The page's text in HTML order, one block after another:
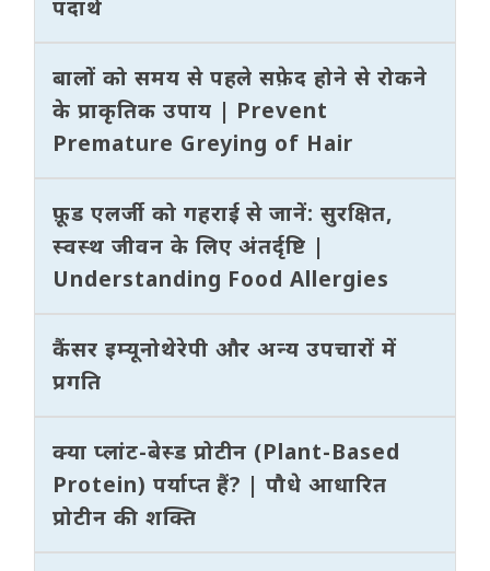
पदार्थ
बालों को समय से पहले सफ़ेद होने से रोकने
के प्राकृतिक उपाय | Prevent
Premature Greying of Hair
फ़ूड एलर्जी को गहराई से जानें: सुरक्षित,
स्वस्थ जीवन के लिए अंतर्दृष्टि |
Understanding Food Allergies
कैंसर इम्यूनोथेरेपी और अन्य उपचारों में
प्रगति
क्या प्लांट-बेस्ड प्रोटीन (Plant-Based
Protein) पर्याप्त हैं? | पौधे आधारित
प्रोटीन की शक्ति